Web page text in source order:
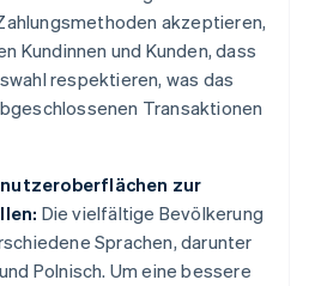
akzeptieren,
Kundinnen und Kunden, dass
respektieren, was das
Transaktionen
zur
Die vielfältige Bevölkerung
Sprachen, darunter
Polnisch. Um eine bessere